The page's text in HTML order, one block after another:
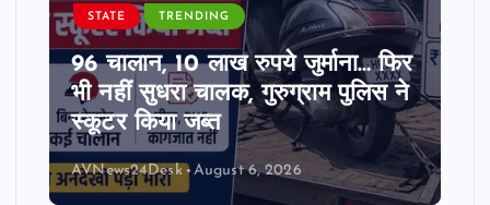
STATE TRENDING
96 चालान, 10 लाख रुपये जुर्माना… फिर
भी नहीं सुधरा चालक, गुरुग्राम पुलिस ने
स्कूटर किया जब्त
AVNews24Desk August 6, 2026